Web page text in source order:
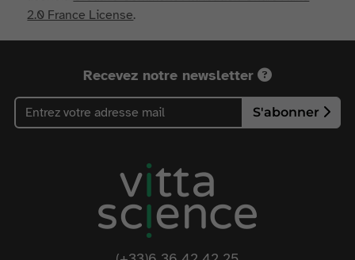
2.0 France License.
Recevez notre newsletter
S'abonner